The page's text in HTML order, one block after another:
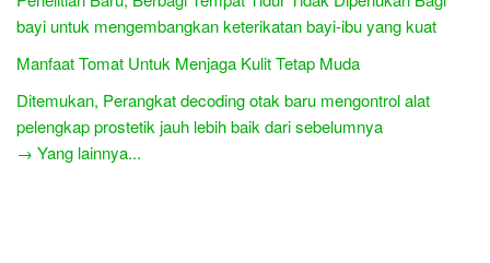
bayi untuk mengembangkan keterikatan bayi-ibu yang kuat
Manfaat Tomat Untuk Menjaga Kulit Tetap Muda
Ditemukan, Perangkat decoding otak baru mengontrol alat
pelengkap prostetik jauh lebih baik dari sebelumnya
→ Yang lainnya...